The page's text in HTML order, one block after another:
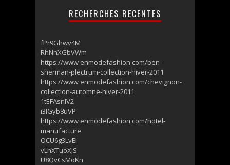
RECHERCHES RECENTES
fPr9Ghwv4M
RhNnXGbVWm
https://www enmodefashion com/ben-
sherman-plectrum-collection-hiver-2011
https://www enmodefashion com/chevignon-
collection-automne-hiver-2011
1tEFAsnlV2
i3IGyb8uVP
https://www enmodefashion com/hotel-
manufacture
OCU6g3LvEl
vLhXTuoXjS
U8QvCsMoKn